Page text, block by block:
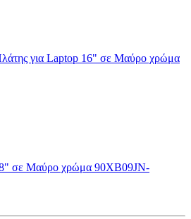
για Laptop 16" σε Μαύρο χρώμα
σε Μαύρο χρώμα 90XB09JN-